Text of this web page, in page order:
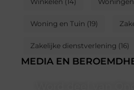
Woning en Tuin (19)
Zakelijke dienstverlening (16)
MEDIA EN